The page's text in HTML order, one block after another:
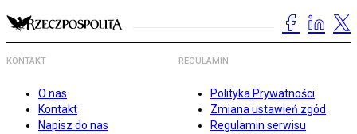
KONTAKT
O nas
Kontakt
Napisz do nas
REGULAMIN
Polityka Prywatności
Zmiana ustawień zgód
Regulamin serwisu